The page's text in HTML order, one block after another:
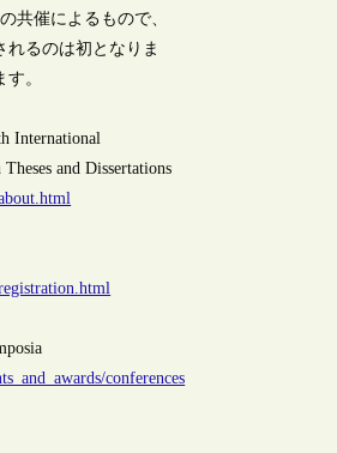
共催によるもので、
れるのは初となりま
。
International
and Dissertations
conferences